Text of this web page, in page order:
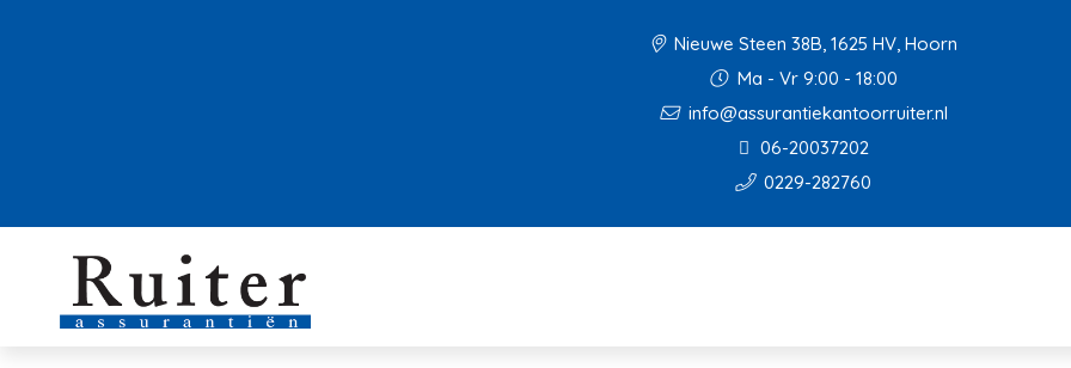
Nieuwe Steen 38B, 1625 HV, Hoorn
Ma - Vr 9:00 - 18:00
info@assurantiekantoorruiter.nl
06-20037202
0229-282760